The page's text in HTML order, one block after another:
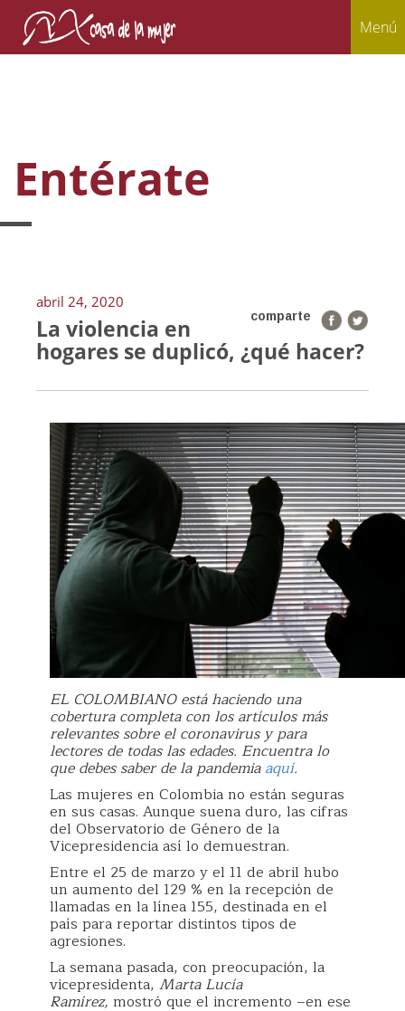
Menú
Entérate
abril 24, 2020
comparte
La violencia en
hogares se duplicó, ¿qué hacer?
EL COLOMBIANO está haciendo una
cobertura completa con los artículos más
relevantes sobre el coronavirus y para
lectores de todas las edades. Encuentra lo
que debes saber de la pandemiaaquí.
Las mujeres en Colombia no están seguras
en sus casas. Aunque suena duro, las cifras
del Observatorio de Género de la
Vicepresidencia así lo demuestran.
Entre el 25 de marzo y el 11 de abril hubo
un aumento del 129 % en la recepción de
llamadas en la línea 155, destinada en el
país para reportar distintos tipos de
agresiones.
La semana pasada, con preocupación, la
vicepresidenta, Marta Lucía
Ramírez, mostró que el incremento –en ese